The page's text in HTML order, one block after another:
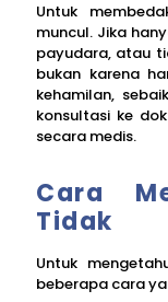
Untuk
muncul. Jika
payudara, atau
bukan karena
kehamilan,
konsultasi ke
secara medis.
Cara
Tidak
Untuk
beberapa cara